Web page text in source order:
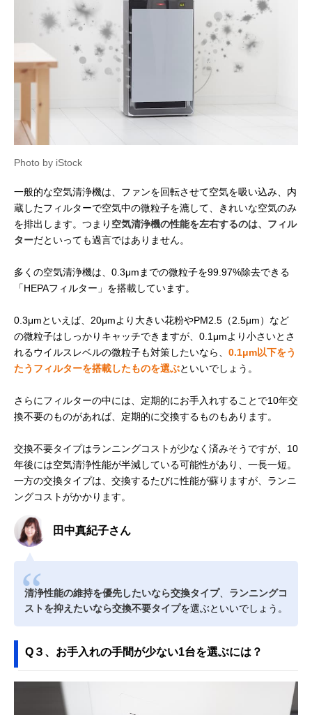
Photo by iStock
一般的な空気清浄機は、ファンを回転させて空気を吸い込み、内
蔵したフィルターで空気中の微粒子を漉して、きれいな空気のみ
を排出します。つまり 空気清浄機の性能を左右するのは、フィル
ターだといっても過言ではありません。
多くの空気清浄機は、0.3μmまでの微粒子を99.97%除去できる
「HEPAフィルター」を搭載しています。
0.3μmといえば、20μmより大きい花粉やPM2.5（2.5μm）など
の微粒子はしっかりキャッチできますが、0.1μmより小さいとさ
れるウイルスレベルの微粒子も対策したいなら、 0.1μm以下をう
たうフィルターを搭載したものを選ぶといいでしょう。
さらにフィルターの中には、定期的にお手入れすることで10年交
換不要のものがあれば、定期的に交換するものもあります。
交換不要タイプはランニングコストが少なく済みそうですが、10
年後には空気清浄性能が半減している可能性があり、一長一短。
一方の交換タイプは、交換するたびに性能が蘇りますが、ランニ
ングコストがかかります。
田中真紀子さん
清浄性能の維持を優先したいなら交換タイプ、 ランニングコ
ストを抑えたいなら交換不要タイプを選ぶといいでしょう。
Q３、お手入れの手間が少ない1台を選ぶには？